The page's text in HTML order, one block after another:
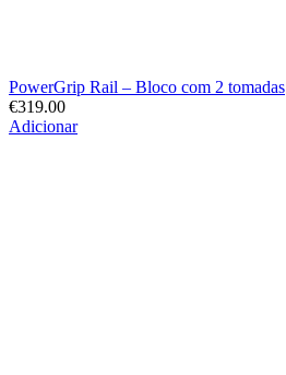
PowerGrip Rail – Bloco com 2 tomadas
€319.00
Adicionar